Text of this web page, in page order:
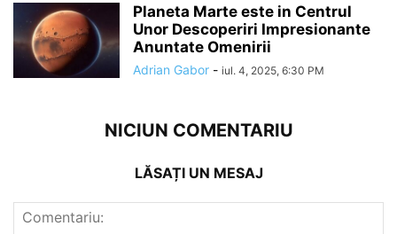
Planeta Marte este in Centrul
Unor Descoperiri Impresionante
Anuntate Omenirii
Adrian Gabor - iul. 4, 2025, 6:30 PM
NICIUN COMENTARIU
LĂSAȚI UN MESAJ